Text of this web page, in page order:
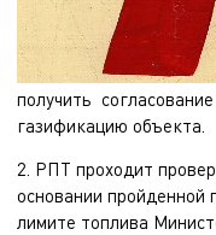
получить
газификацию объекта.
2. РПТ проходит
основании пройденной
лимите топлива